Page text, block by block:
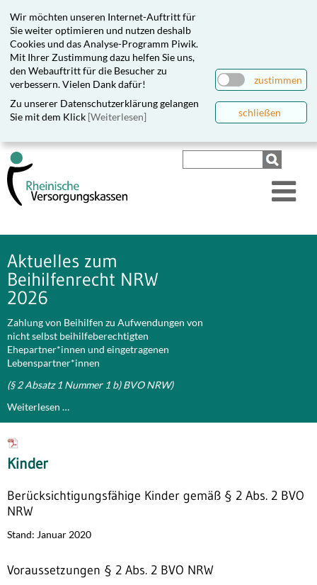
Wir möchten unseren Internet-Auftritt für
Sie weiter optimieren und nutzen deshalb
Cookies und das Analyse-Programm Piwik.
Mit Ihrer Zustimmung dazu helfen Sie uns,
den Webauftritt für die Besucher zu
verbessern. Vielen Dank dafür!
zustimmen
Zu unserer Datenschutzerklärung gelangen
Sie mit dem Klick [Weiterlesen] schließen
Aktuelles zum
Beihilfenrecht NRW
2026
Zahlung von Beihilfen zu Aufwendungen von
nicht selbst beihilfeberechtigten
Ehepartner*innen und eingetragenen
Lebenspartner*innen
(§ 2 Absatz 1 Nummer 1 b) BVO NRW)
Weiterlesen …
Kinder
Berücksichtigungsfähige Kinder gemäß § 2 Abs. 2 BVO
NRW
Stand: Januar 2020
Voraussetzungen § 2 Abs. 2 BVO NRW